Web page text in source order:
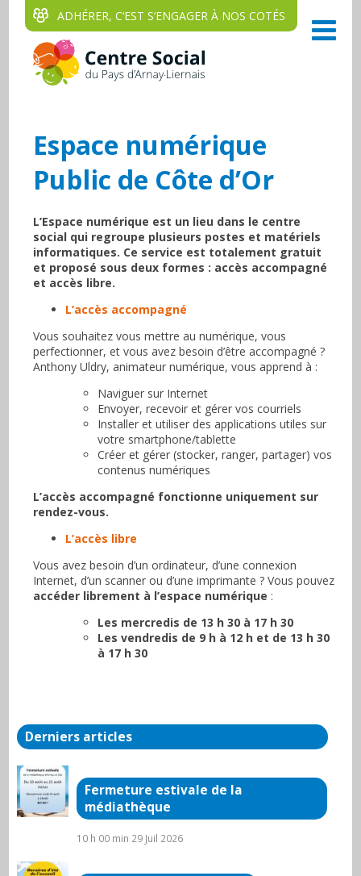
ADHÉRER, C‘EST S‘ENGAGER À NOS COTÉS
Espace numérique
Public de Côte d’Or
L’Espace numérique est un lieu dans le centre
social qui regroupe plusieurs postes et matériels
informatiques. Ce service est totalement gratuit
et proposé sous deux formes : accès accompagné
et accès libre.
L’accès accompagné
Vous souhaitez vous mettre au numérique, vous
perfectionner, et vous avez besoin d’être accompagné ?
Anthony Uldry, animateur numérique, vous apprend à :
Naviguer sur Internet
Envoyer, recevoir et gérer vos courriels
Installer et utiliser des applications utiles sur
votre smartphone/tablette
Créer et gérer (stocker, ranger, partager) vos
contenus numériques
L’accès accompagné fonctionne uniquement sur
rendez-vous.
L’accès libre
Vous avez besoin d’un ordinateur, d’une connexion
Internet, d’un scanner ou d’une imprimante ? Vous pouvez
accéder librement à l’espace numérique :
Les mercredis de 13 h 30 à 17 h 30
Les vendredis de 9 h à 12 h et de 13 h 30
à 17 h 30
Derniers articles
Fermeture estivale de la
médiathèque
10 h 00 min 29 Juil 2026